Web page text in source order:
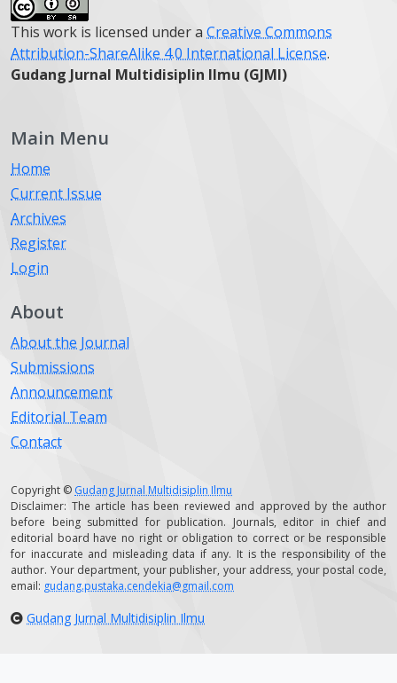
This work is licensed under a Creative Commons
Attribution-ShareAlike 4.0 International License.
Gudang Jurnal Multidisiplin Ilmu (GJMI)
Main Menu
Home
Current Issue
Archives
Register
Login
About
About the Journal
Submissions
Announcement
Editorial Team
Contact
Copyright © Gudang Jurnal Multidisiplin Ilmu
Disclaimer: The article has been reviewed and approved by the author
before being submitted for publication. Journals, editor in chief and
editorial board have no right or obligation to correct or be responsible
for inaccurate and misleading data if any. It is the responsibility of the
author. Your department, your publisher, your address, your postal code,
email: gudang.pustaka.cendekia@gmail.com
Gudang Jurnal Multidisiplin Ilmu